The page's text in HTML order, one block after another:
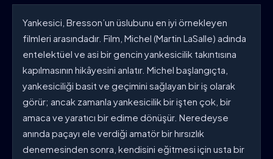
Yankesici, Bresson’un üslubunu en iyi örnekleyen
filmleri arasındadır. Film, Michel (Martin LaSalle) adında
entelektüel ve asi bir gencin yankesicilik takıntısına
kapılmasının hikâyesini anlatır. Michel başlangıçta,
yankesiciliği basit ve geçimini sağlayan bir iş olarak
görür; ancak zamanla yankesicilik bir işten çok, bir
amaca ve yaratıcı bir edime dönüşür. Neredeyse
anında paçayı ele verdiği amatör bir hırsızlık
denemesinden sonra, kendisini eğitmesi için usta bir